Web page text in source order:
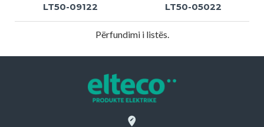
LT50-09122
LT50-05022
Përfundimi i listës.